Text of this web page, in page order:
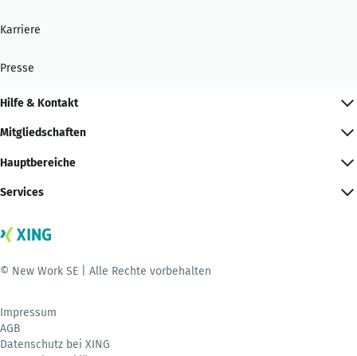
Karriere
Presse
Hilfe & Kontakt
Mitgliedschaften
Hauptbereiche
Services
© New Work SE | Alle Rechte vorbehalten
Impressum
AGB
Datenschutz bei XING